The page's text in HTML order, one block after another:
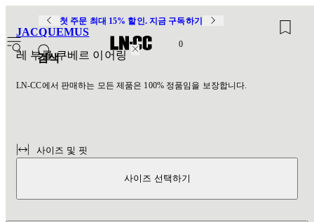
첫 주문 최대 15% 할인. 지금 구독하기
검색
0
JACQUEMUS
레 부클 쿠베르 이어링
LN-CC에서 판매하는 모든 제품은 100% 정품임을 보장합니다.
사이즈 및 핏
사이즈 선택하기